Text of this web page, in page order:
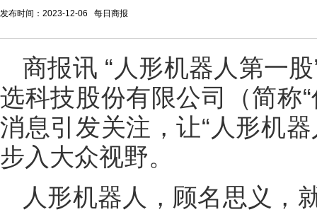
发布时间：2023-12-06 每日商报
商报讯 “人形机器人第一
选科技股份有限公司（简称
消息引发关注，让“人形机
步入大众视野。
人形机器人，顾名思义，